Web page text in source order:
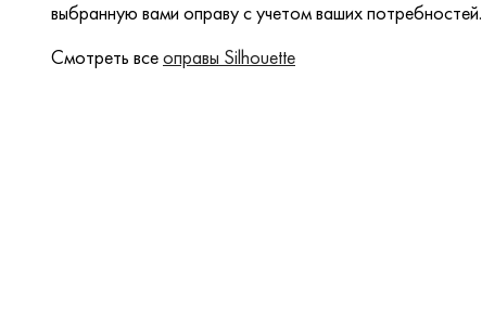
выбранную вами оправу с учетом ваших потребностей.
Смотреть всеоправы Silhouette